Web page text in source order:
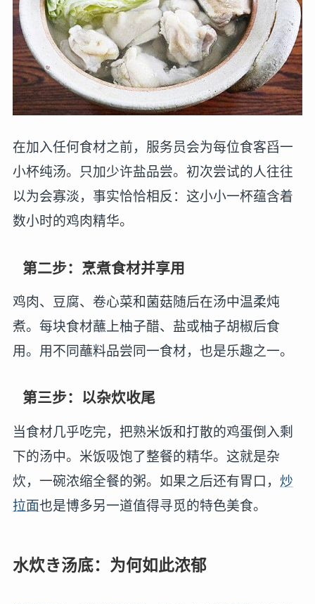
在加入任何食材之前，服务员会为每位食客舀一
小杯纯汤。只加少许盐品尝。初次尝试的人往往
以为会寡淡，事实恰恰相反：这小小一杯蕴含着
数小时的鸡肉精华。
第二步：烹煮食材并享用
鸡肉、豆腐、卷心菜和菌菇随后在汤中温柔炖
煮。每块食材蘸上柚子醋、盐或柚子胡椒后食
用。用不同蘸料品尝同一食材，也是乐趣之一。
第三步：以杂炊收尾
当食材几乎吃完，把熟米饭和打散的鸡蛋倒入剩
下的汤中。米饭吸饱了整餐的精华。这就是杂
炊，一碗浓缩全餐的粥。如果之后还有胃口， 炒
拉面也是博多另一道值得寻觅的特色美食。
水炊き汤底：为何如此浓郁